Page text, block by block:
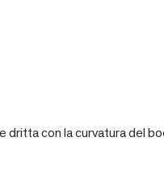
dritta con la curvatura del